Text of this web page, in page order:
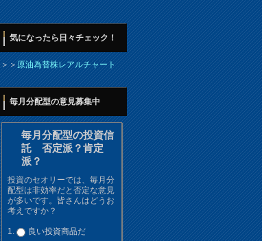
気になったら日々チェック！
＞＞原油為替株レアルチャート
毎月分配型の意見募集中
毎月分配型の投資信
託 否定派？肯定
派？
投資のセオリーでは、毎月分
配型は非効率だと否定な意見
が多いです。皆さんはどうお
考えですか？
良い投資商品だ